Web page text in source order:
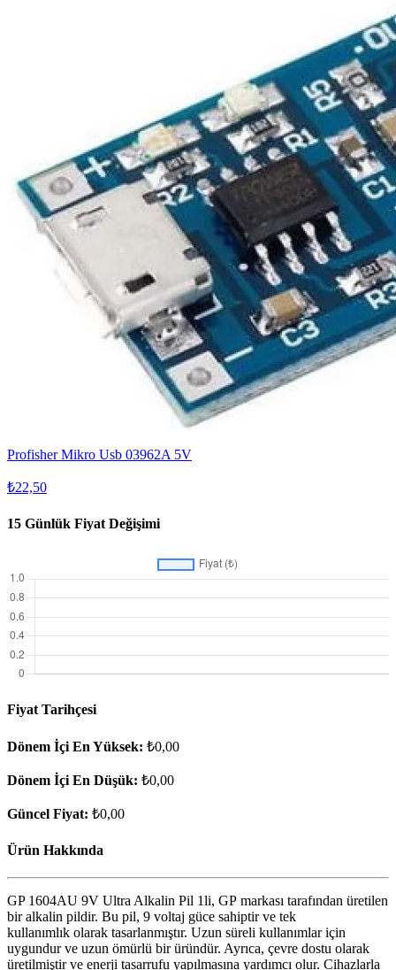
Profisher Mikro Usb 03962A 5V
₺22,50
15 Günlük Fiyat Değişimi
Fiyat Tarihçesi
Dönem İçi En Yüksek: ₺0,00
Dönem İçi En Düşük: ₺0,00
Güncel Fiyat: ₺0,00
Ürün Hakkında
GP 1604AU 9V Ultra Alkalin Pil 1li, GP markası tarafından üretilen
bir alkalin pildir. Bu pil, 9 voltaj güce sahiptir ve tek
kullanımlık olarak tasarlanmıştır. Uzun süreli kullanımlar için
uygundur ve uzun ömürlü bir üründür. Ayrıca, çevre dostu olarak
üretilmiştir ve enerji tasarrufu yapılmasına yardımcı olur. Cihazlarla